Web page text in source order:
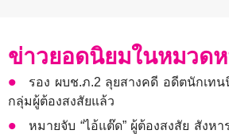
ข่าวยอดนิยมในหมวด
รอง ผบช.ภ.2 ลุยสางคดี อดีตนักเทน
กลุ่มผู้ต้องสงสัยแล้ว
หมายจับ “ไอ้แต๊ด” ผู้ต้องสงสัย สังห